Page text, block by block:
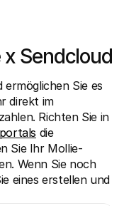
Sendcloud
ermöglichen Sie es
direkt im
Richten Sie in
die
Sie Ihr Mollie-
Wenn Sie noch
eines erstellen und